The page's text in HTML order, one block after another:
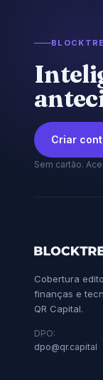
Criar
Sem cartão.
Cobertura
finanças e
QR Capital.
DPO:
dpo@qr.capital